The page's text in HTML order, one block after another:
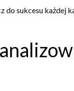
sukcesu każdej